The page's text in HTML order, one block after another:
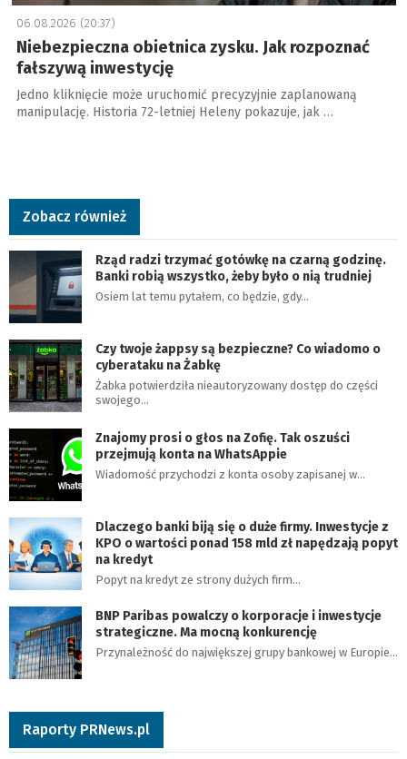
06.08.2026 (20:37)
Niebezpieczna obietnica zysku. Jak rozpoznać
fałszywą inwestycję
Jedno kliknięcie może uruchomić precyzyjnie zaplanowaną
manipulację. Historia 72-letniej Heleny pokazuje, jak …
Zobacz również
Rząd radzi trzymać gotówkę na czarną godzinę.
Banki robią wszystko, żeby było o nią trudniej
Osiem lat temu pytałem, co będzie, gdy…
Czy twoje żappsy są bezpieczne? Co wiadomo o
cyberataku na Żabkę
Żabka potwierdziła nieautoryzowany dostęp do części
swojego…
Znajomy prosi o głos na Zofię. Tak oszuści
przejmują konta na WhatsAppie
Wiadomość przychodzi z konta osoby zapisanej w…
Dlaczego banki biją się o duże firmy. Inwestycje z
KPO o wartości ponad 158 mld zł napędzają popyt
na kredyt
Popyt na kredyt ze strony dużych firm…
BNP Paribas powalczy o korporacje i inwestycje
strategiczne. Ma mocną konkurencję
Przynależność do największej grupy bankowej w Europie…
Raporty PRNews.pl